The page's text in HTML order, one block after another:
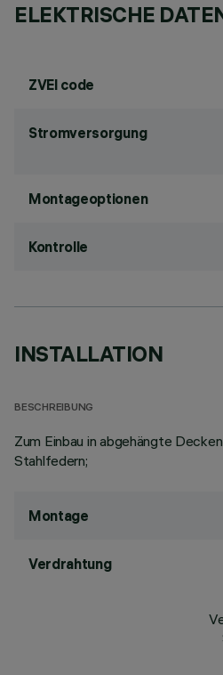
ELEKTRISCHE
ZVEI code
Stromversorgung
Montageoptionen
Kontrolle
INSTALLATION
BESCHREIBUNG
Zum Einbau in abgehängte
Stahlfedern;
Montage
Verdrahtung